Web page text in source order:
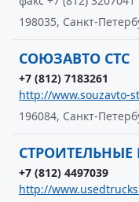
198035, Санкт-
СОЮЗАВТО СТС
+7 (812) 7183261
http://www.souzavto-
196084, Санкт-
СТРОИТЕЛЬНЫЕ
+7 (812) 4497039
http://